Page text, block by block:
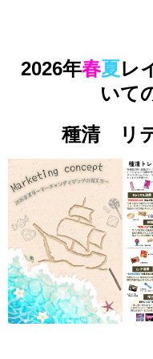
2026年春夏レ
いて
種清 リ